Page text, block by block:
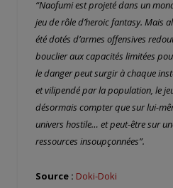
“Naofumi est projeté dans un
jeu de rôle d’heroic fantasy. Mais
été dotés d’armes offensives
bouclier aux capacités limitées
le danger peut surgir à chaque
et vilipendé par la population, le
désormais compter que sur lui-
univers hostile… et peut-être sur
ressources insoupçonnées”.
Source : Doki-Doki